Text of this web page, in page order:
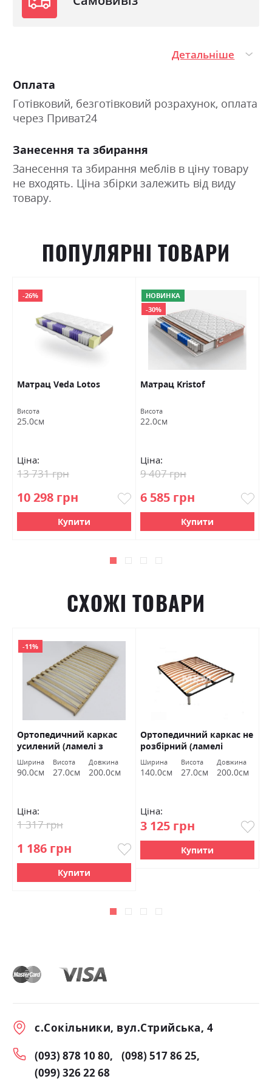
фіксуються один до одного стяжкою.
спальне місце
Спальне місце 120
Детальніше
Оплата
Готівковий, безготівковий розрахунок, оплата
через Приват24
Занесення та збирання
Занесення та збирання меблів в ціну товару
не входять. Ціна збірки залежить від виду
товару.
ПОПУЛЯРНІ ТОВАРИ
-26%
Матрац Veda Lotos
Висота
25.0см
Ціна:
10 298 грн
13 731 грн
Купити
НОВИНКА
-30%
Матрац Kristof
Висота
22.0см
Ціна:
6 585 грн
9 407 грн
Купити
СХОЖІ ТОВАРИ
-11%
Ортопедичний каркас
усилений (ламелі з
кроком 4,5 см) 90х200
Шик
Ширина
90.0см
Висота
27.0см
Довжина
200.0см
Ціна:
1 186 грн
1 317 грн
Купити
Ортопедичний каркас не
розбірний (ламелі
усилені з кроком 4,5 см)
140х200 МХМ
Ширина
140.0см
Висота
27.0см
Довжина
200.0см
Ціна:
3 125 грн
Купити
с.Сокільники, вул.Стрийська, 4
(093) 878 10 80
(098) 517 86 25
(099) 326 22 68